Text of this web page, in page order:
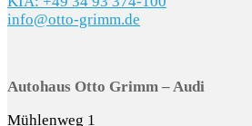
info@otto-grimm.de
Autohaus Otto Grimm – Audi
Mühlenweg 1